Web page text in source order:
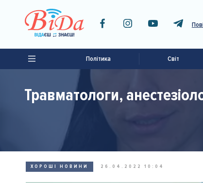
Політика Світ
Травматологи,
ХОРОШІ НОВИНИ 26.04.2022 10:04